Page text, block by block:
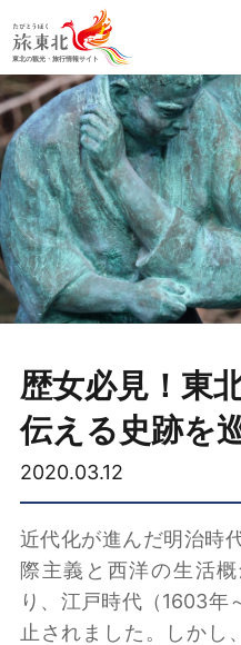
歴女必見！東
伝える史跡を
2020.03.12
近代化が進んだ明治時
際主義と西洋の生活
り、江戸時代（1603年
止されました。しかし